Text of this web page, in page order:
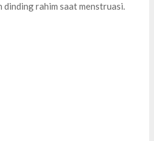
dinding rahim saat menstruasi.